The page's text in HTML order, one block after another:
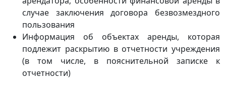
случае заключения договора безвозмездного
пользования
Информация об объектах аренды, которая
подлежит раскрытию в отчетности учреждения
(в том числе, в пояснительной записке к
отчетности)